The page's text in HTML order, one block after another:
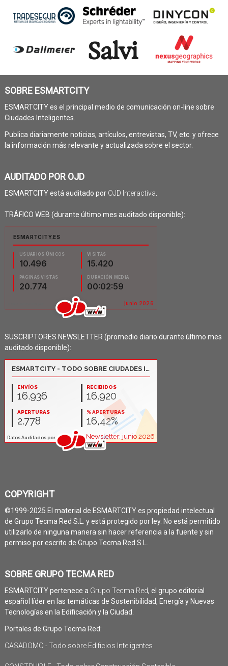
SOBRE ESMARTCITY
ESMARTCITY es el principal medio de comunicación on-line sobre
Ciudades Inteligentes.
Publica diariamente noticias, artículos, entrevistas, TV, etc. y ofrece
la información más relevante y actualizada sobre el sector.
AUDITADO POR OJD
ESMARTCITY está auditado por OJD Interactiva
TRÁFICO WEB (durante último mes auditado disponible):
SUSCRIPTORES NEWSLETTER (promedio diario durante último mes
auditado disponible):
COPYRIGHT
©1999-2025 El material de ESMARTCITY es propiedad intelectual
de Grupo Tecma Red S.L. y está protegido por ley. No está permitido
utilizarlo de ninguna manera sin hacer referencia a la fuente y sin
permiso por escrito de Grupo Tecma Red S.L.
SOBRE GRUPO TECMA RED
ESMARTCITY pertenece a Grupo Tecma Red, el grupo editorial
español líder en las temáticas de Sostenibilidad, Energía y Nuevas
Tecnologías en la Edificación y la Ciudad.
Portales de Grupo Tecma Red:
CASADOMO - Todo sobre Edificios Inteligentes